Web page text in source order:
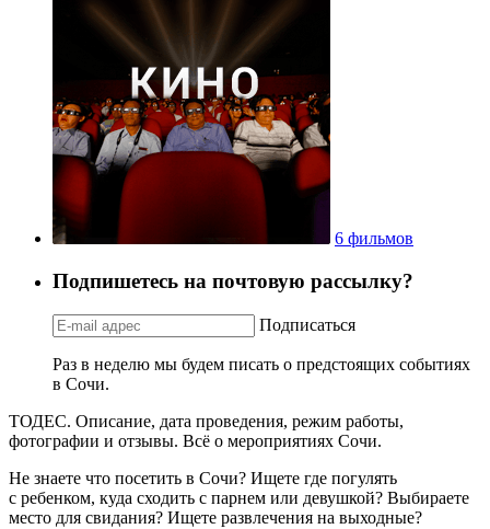
6 фильмов
Подпишетесь на почтовую рассылку?
Подписаться
Раз в неделю мы будем писать о предстоящих событиях
в Сочи.
ТОДЕС. Описание, дата проведения, режим работы,
фотографии и отзывы. Всё о мероприятиях Сочи.
Не знаете что посетить в Сочи? Ищете где погулять
с ребенком, куда сходить с парнем или девушкой? Выбираете
место для свидания? Ищете развлечения на выходные?